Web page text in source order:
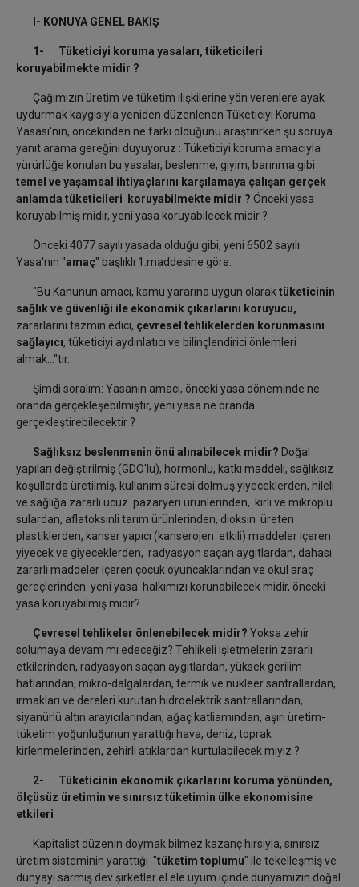
I- KONUYA GENEL BAKIŞ
1- Tüketiciyi koruma yasaları, tüketicileri
koruyabilmekte midir ?
Çağımızın üretim ve tüketim ilişkilerine yön verenlere ayak
uydurmak kaygısıyla yeniden düzenlenen Tüketiciyi Koruma
Yasası'nın, öncekinden ne farkı olduğunu araştırırken şu soruya
yanıt arama gereğini duyuyoruz : Tüketiciyi koruma amacıyla
yürürlüğe konulan bu yasalar, beslenme, giyim, barınma gibi
temel ve yaşamsal ihtiyaçlarını karşılamaya çalışan gerçek
anlamda tüketicileri koruyabilmekte midir ? Önceki yasa
koruyabilmiş midir, yeni yasa koruyabilecek midir ?
Önceki 4077 sayılı yasada olduğu gibi, yeni 6502 sayılı
Yasa'nın "amaç" başlıklı 1.maddesine göre:
"Bu Kanunun amacı, kamu yararına uygun olaraktüketicinin
sağlık ve güvenliği ile ekonomik çıkarlarını koruyucu,
zararlarını tazmin edici, çevresel tehlikelerden korunmasını
sağlayıcı, tüketiciyi aydınlatıcı ve bilinçlendirici önlemleri
almak..."tır.
Şimdi soralım: Yasanın amacı, önceki yasa döneminde ne
oranda gerçekleşebilmiştir, yeni yasa ne oranda
gerçekleştirebilecektir ?
Sağlıksız beslenmenin önü alınabilecek midir? Doğal
yapıları değiştirilmiş (GDO'lu), hormonlu, katkı maddeli, sağlıksız
koşullarda üretilmiş, kullanım süresi dolmuş yiyeceklerden, hileli
ve sağlığa zararlı ucuz pazaryeri ürünlerinden, kirli ve mikroplu
sulardan, aflatoksinli tarım ürünlerinden, dioksin üreten
plastiklerden, kanser yapıcı (kanserojen etkili) maddeler içeren
yiyecek ve giyeceklerden, radyasyon saçan aygıtlardan, dahası
zararlı maddeler içeren çocuk oyuncaklarından ve okul araç
gereçlerinden yeni yasa halkımızı korunabilecek midir, önceki
yasa koruyabilmiş midir?
Çevresel tehlikeler önlenebilecek midir? Yoksa zehir
solumaya devam mı edeceğiz? Tehlikeli işletmelerin zararlı
etkilerinden, radyasyon saçan aygıtlardan, yüksek gerilim
hatlarından, mikro-dalgalardan, termik ve nükleer santrallardan,
ırmakları ve dereleri kurutan hidroelektrik santrallarından,
siyanürlü altın arayıcılarından, ağaç katliamından, aşırı üretim-
tüketim yoğunluğunun yarattığı hava, deniz, toprak
kirlenmelerinden, zehirli atıklardan kurtulabilecek miyiz ?
2- Tüketicinin ekonomik çıkarlarını koruma yönünden,
ölçüsüz üretimin ve sınırsız tüketimin ülke ekonomisine
etkileri
Kapitalist düzenin doymak bilmez kazanç hırsıyla, sınırsız
üretim sisteminin yarattığı "tüketim toplumu" ile tekelleşmiş ve
dünyayı sarmış dev şirketler el ele uyum içinde dünyamızın doğal